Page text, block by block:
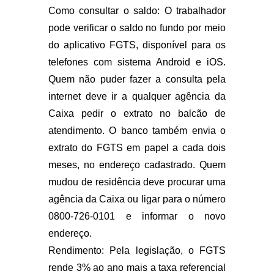
Como consultar o saldo: O trabalhador
pode verificar o saldo no fundo por meio
do aplicativo FGTS, disponível para os
telefones com sistema Android e iOS.
Quem não puder fazer a consulta pela
internet deve ir a qualquer agência da
Caixa pedir o extrato no balcão de
atendimento. O banco também envia o
extrato do FGTS em papel a cada dois
meses, no endereço cadastrado. Quem
mudou de residência deve procurar uma
agência da Caixa ou ligar para o número
0800-726-0101 e informar o novo
endereço.
Rendimento: Pela legislação, o FGTS
rende 3% ao ano mais a taxa referencial